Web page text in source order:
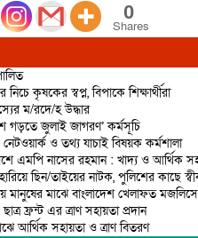
0
Shares
কৃষকের স্বপ্ন, বিপাকে শিক্ষার্থীরা
ম/রদে/হ উদ্ধার
গড়তে জুলাই জাগরণ’ কর্মসূচি
ও তথ্য যাচাই বিষয়ক কর্মশালা
এমপি নাসের রহমান : খাদ্য ও আর্থিক
ছিন/তাইয়ের নাটক, পুলিশের কাছে
মানুষের মাঝে বাংলাদেশ খেলাফত
ফ্রন্ট এর ত্রাণ সহায়তা প্রদান
আর্থিক সহায়তা ও ত্রাণ বিতরণ